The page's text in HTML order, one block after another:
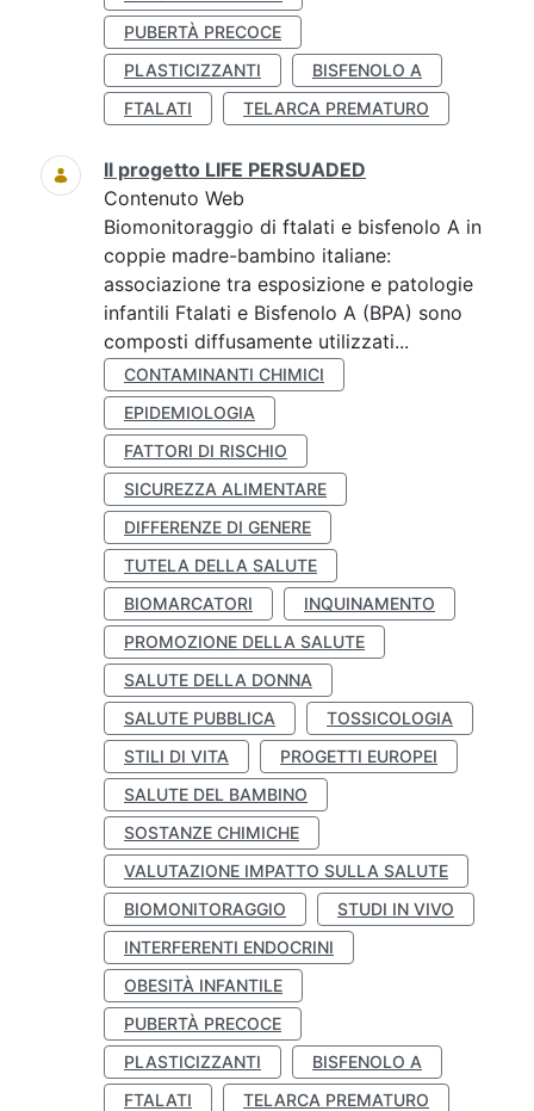
PUBERTÀ PRECOCE
PLASTICIZZANTI
BISFENOLO A
FTALATI
TELARCA PREMATURO
Il progetto LIFE PERSUADED
Contenuto Web
Biomonitoraggio di ftalati e bisfenolo A in
coppie madre-bambino italiane:
associazione tra esposizione e patologie
infantili Ftalati e Bisfenolo A (BPA) sono
composti diffusamente utilizzati...
CONTAMINANTI CHIMICI
EPIDEMIOLOGIA
FATTORI DI RISCHIO
SICUREZZA ALIMENTARE
DIFFERENZE DI GENERE
TUTELA DELLA SALUTE
BIOMARCATORI
INQUINAMENTO
PROMOZIONE DELLA SALUTE
SALUTE DELLA DONNA
SALUTE PUBBLICA
TOSSICOLOGIA
STILI DI VITA
PROGETTI EUROPEI
SALUTE DEL BAMBINO
SOSTANZE CHIMICHE
VALUTAZIONE IMPATTO SULLA SALUTE
BIOMONITORAGGIO
STUDI IN VIVO
INTERFERENTI ENDOCRINI
OBESITÀ INFANTILE
PUBERTÀ PRECOCE
PLASTICIZZANTI
BISFENOLO A
FTALATI
TELARCA PREMATURO